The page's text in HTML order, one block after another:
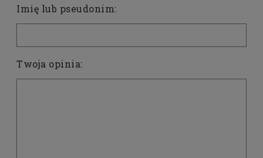
Imię lub pseudonim:
Twoja opinia: